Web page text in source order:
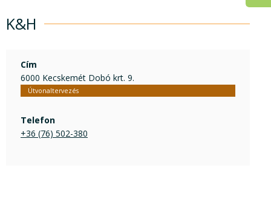
K&H
Cím
6000 Kecskemét Dobó krt. 9.
Útvonaltervezés
Telefon
+36 (76) 502-380